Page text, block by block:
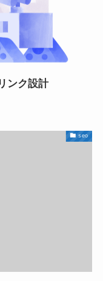
ンク設計
seo